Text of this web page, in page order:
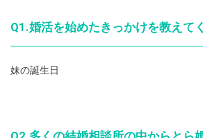
Q1.婚活を始めたきっかけを教えて
妹の誕生日